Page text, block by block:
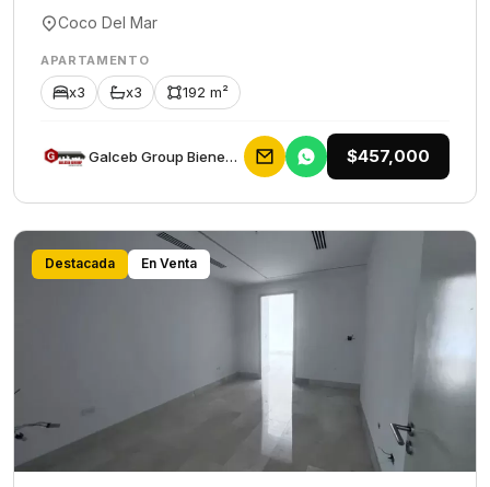
Coco Del Mar
APARTAMENTO
x3 x3 192 m²
Galceb Group Bienes Raices $457,000
Destacada En Venta